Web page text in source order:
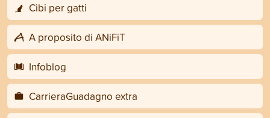
Cibi per gatti
A proposito di ANiFiT
Infoblog
CarrieraGuadagno extra